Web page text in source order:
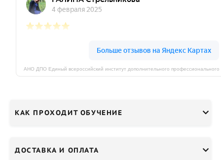
КАК ПРОХОДИТ ОБУЧЕНИЕ
ДОСТАВКА И ОПЛАТА